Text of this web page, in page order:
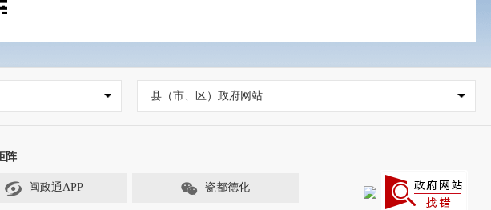
县（市、区）政府网站
阵
闽政通APP 瓷都德化